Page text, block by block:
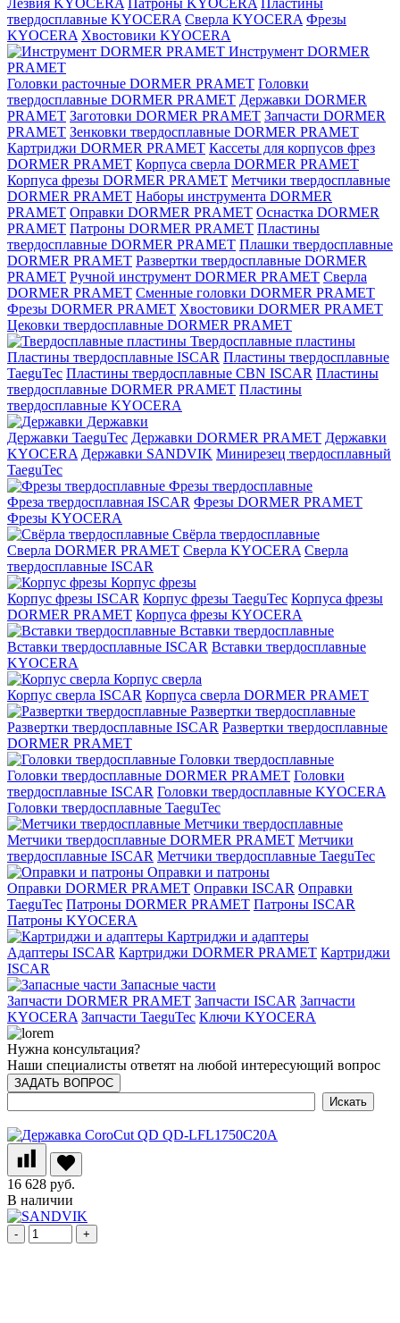
Лезвия KYOCERA Патроны KYOCERA
Пластины
твердосплавные KYOCERA Сверла KYOCERA Фрезы
KYOCERA Хвостовики KYOCERA
Инструмент DORMER
PRAMET
Головки расточные DORMER PRAMET Головки
твердосплавные DORMER PRAMET Державки DORMER
PRAMET Заготовки DORMER PRAMET Запчасти DORMER
PRAMET Зенковки твердосплавные DORMER PRAMET
Картриджи DORMER PRAMET Кассеты для корпусов фрез
DORMER PRAMET Корпуса сверла DORMER PRAMET
Корпуса фрезы DORMER PRAMET Метчики твердосплавные
DORMER PRAMET Наборы инструмента DORMER
PRAMET Оправки DORMER PRAMET Оснастка DORMER
PRAMET Патроны DORMER PRAMET Пластины
твердосплавные DORMER PRAMET Плашки твердосплавные
DORMER PRAMET Развертки твердосплавные DORMER
PRAMET Ручной инструмент DORMER PRAMET Сверла
DORMER PRAMET Сменные головки DORMER PRAMET
Фрезы DORMER PRAMET Хвостовики DORMER PRAMET
Цековки твердосплавные DORMER PRAMET
Твердосплавные пластины
Пластины твердосплавные ISCAR Пластины твердосплавные
TaeguTec Пластины твердосплавные CBN ISCAR Пластины
твердосплавные DORMER PRAMET Пластины
твердосплавные KYOCERA
Державки
Державки TaeguTec Державки DORMER PRAMET Державки
KYOCERA Державки SANDVIK Минирезец твердосплавный
TaeguTec
Фрезы твердосплавные
Фреза твердосплавная ISCAR Фрезы DORMER PRAMET
Фрезы KYOCERA
Свёрла твердосплавные
Сверла DORMER PRAMET Сверла KYOCERA Сверла
твердосплавные ISCAR
Корпус фрезы
Корпус фрезы ISCAR Корпус фрезы TaeguTec Корпуса фрезы
DORMER PRAMET Корпуса фрезы KYOCERA
Вставки твердосплавные
Вставки твердосплавные ISCAR Вставки твердосплавные
KYOCERA
Корпус сверла
Корпус сверла ISCAR Корпуса сверла DORMER PRAMET
Развертки твердосплавные
Развертки твердосплавные ISCAR Развертки твердосплавные
DORMER PRAMET
Головки твердосплавные
Головки твердосплавные DORMER PRAMET Головки
твердосплавные ISCAR Головки твердосплавные KYOCERA
Головки твердосплавные TaeguTec
Метчики твердосплавные
Метчики твердосплавные DORMER PRAMET Метчики
твердосплавные ISCAR Метчики твердосплавные TaeguTec
Оправки и патроны
Оправки DORMER PRAMET Оправки ISCAR Оправки
TaeguTec Патроны DORMER PRAMET Патроны ISCAR
Патроны KYOCERA
Картриджи и адаптеры
Адаптеры ISCAR Картриджи DORMER PRAMET Картриджи
ISCAR
Запасные части
Запчасти DORMER PRAMET Запчасти ISCAR Запчасти
KYOCERA Запчасти TaeguTec Ключи KYOCERA
Нужна консультация?
Наши специалисты ответят на любой интересующий вопрос
ЗАДАТЬ ВОПРОС
16 628 руб.
В наличии
- +